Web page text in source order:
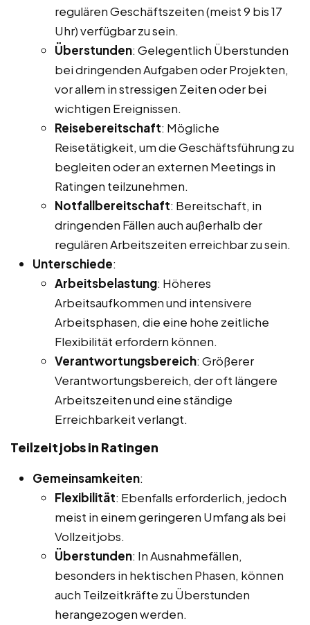
regulären Geschäftszeiten (meist 9 bis 17
Uhr) verfügbar zu sein.
Überstunden: Gelegentlich Überstunden
bei dringenden Aufgaben oder Projekten,
vor allem in stressigen Zeiten oder bei
wichtigen Ereignissen.
Reisebereitschaft: Mögliche
Reisetätigkeit, um die Geschäftsführung zu
begleiten oder an externen Meetings in
Ratingen teilzunehmen.
Notfallbereitschaft: Bereitschaft, in
dringenden Fällen auch außerhalb der
regulären Arbeitszeiten erreichbar zu sein.
Unterschiede:
Arbeitsbelastung: Höheres
Arbeitsaufkommen und intensivere
Arbeitsphasen, die eine hohe zeitliche
Flexibilität erfordern können.
Verantwortungsbereich: Größerer
Verantwortungsbereich, der oft längere
Arbeitszeiten und eine ständige
Erreichbarkeit verlangt.
Teilzeitjobs in Ratingen
Gemeinsamkeiten:
Flexibilität: Ebenfalls erforderlich, jedoch
meist in einem geringeren Umfang als bei
Vollzeitjobs.
Überstunden: In Ausnahmefällen,
besonders in hektischen Phasen, können
auch Teilzeitkräfte zu Überstunden
herangezogen werden.